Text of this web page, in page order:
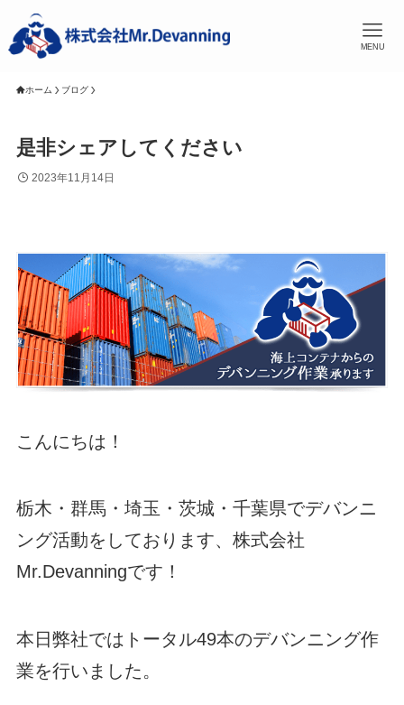
MENU
ホーム ブログ
是非シェアしてください
2023年11月14日
こんにちは！
栃木・群馬・埼玉・茨城・千葉県でデバンニ
ング活動をしております、株式会社
Mr.Devanningです！
本日弊社ではトータル49本のデバンニング作
業を行いました。